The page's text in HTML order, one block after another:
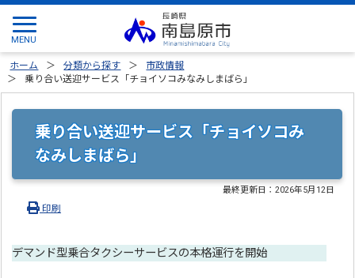
ホーム 分類から探す
市政情報
乗り合い送迎サービス「チョイソコみなみしまばら」
乗り合い送迎サービス「チョイソコみ
なみしまばら」
最終更新日：2026年5月12日
印刷
デマンド型乗合タクシーサービスの本格運行を開始